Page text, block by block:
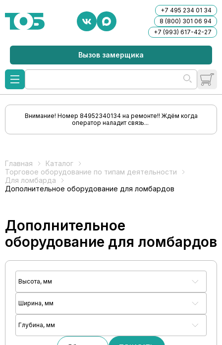
+7 495 234 01 34
8 (800) 301 06 94
+7 (993) 617-42-27
Вызов замерщика
Внимание! Номер 84952340134 на ремонте!! Ждём когда
оператор наладит связь...
Главная
Каталог
Торговое оборудование по типам деятельности
Для ломбарда
Дополнительное оборудование для ломбардов
Дополнительное
оборудование для ломбардов
Высота, мм
Ширина, мм
Глубина, мм